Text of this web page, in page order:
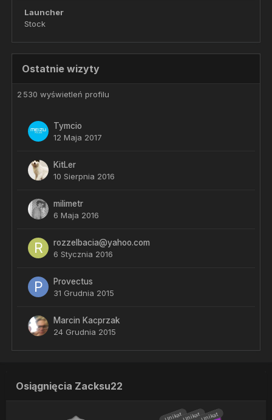
Launcher
Stock
Ostatnie wizyty
2 530 wyświetleń profilu
Tymcio
12 Maja 2017
KitLer
10 Sierpnia 2016
milimetr
6 Maja 2016
rozzelbacia@yahoo.com
6 Stycznia 2016
Provectus
31 Grudnia 2015
Marcin Kacprzak
24 Grudnia 2015
Osiągnięcia Zacksu22
UnikatUnikatUnikat